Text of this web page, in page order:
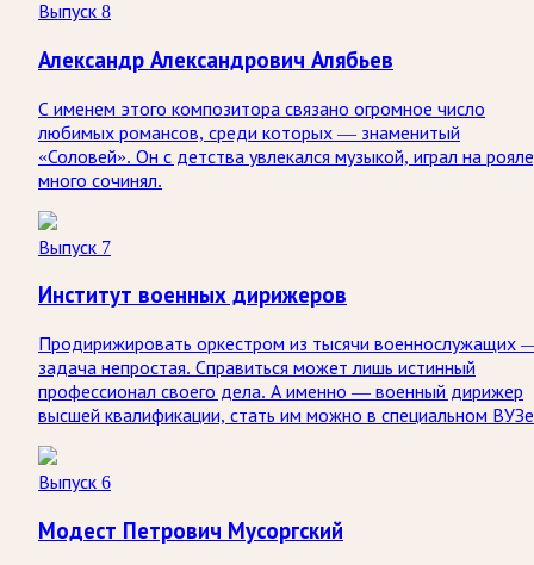
Выпуск 8
Александр Александрович Алябьев
С именем этого композитора связано огромное число
любимых романсов, среди которых — знаменитый
«Соловей». Он с детства увлекался музыкой, играл на
много сочинял.
Выпуск 7
Институт военных дирижеров
Продирижировать оркестром из тысячи военнослужащих
задача непростая. Справиться может лишь истинный
профессионал своего дела. А именно — военный дирижер
высшей квалификации, стать им можно в специальном
Выпуск 6
Модест Петрович Мусоргский